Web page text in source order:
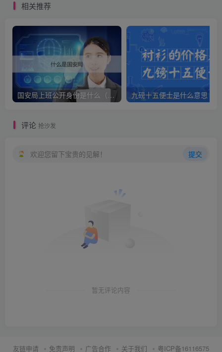
相关推荐
国安局上班公开身份是什么（国安身份对家人保密吗）
评论 抢沙发
欢迎您留下宝贵的见解！ 提交
暂无评论内容
友链申请 免责声明 广告合作 关于我们 粤ICP备16116575